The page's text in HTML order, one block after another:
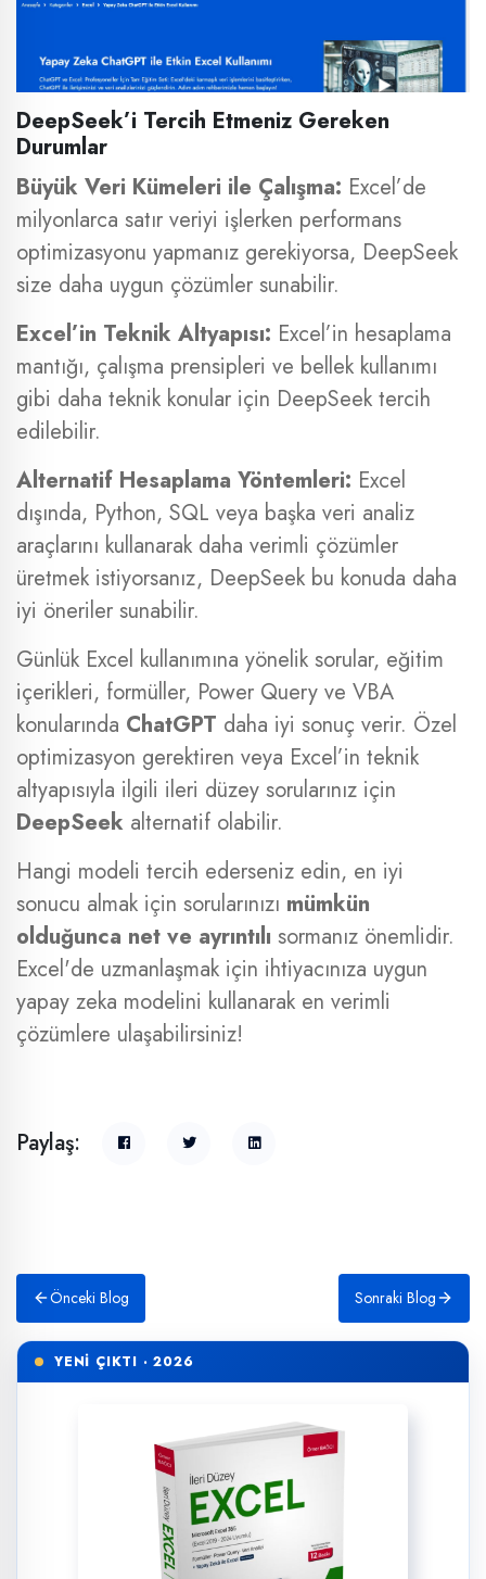
DeepSeek’i Tercih Etmeniz Gereken
Durumlar
Büyük Veri Kümeleri ile Çalışma: Excel’de
milyonlarca satır veriyi işlerken performans
optimizasyonu yapmanız gerekiyorsa, DeepSeek
size daha uygun çözümler sunabilir.
Excel’in Teknik Altyapısı: Excel’in hesaplama
mantığı, çalışma prensipleri ve bellek kullanımı
gibi daha teknik konular için DeepSeek tercih
edilebilir.
Alternatif Hesaplama Yöntemleri: Excel
dışında, Python, SQL veya başka veri analiz
araçlarını kullanarak daha verimli çözümler
üretmek istiyorsanız, DeepSeek bu konuda daha
iyi öneriler sunabilir.
Günlük Excel kullanımına yönelik sorular, eğitim
içerikleri, formüller, Power Query ve VBA
konularında ChatGPT daha iyi sonuç verir. Özel
optimizasyon gerektiren veya Excel’in teknik
altyapısıyla ilgili ileri düzey sorularınız için
DeepSeek alternatif olabilir.
Hangi modeli tercih ederseniz edin, en iyi
sonucu almak için sorularınızı mümkün
olduğunca net ve ayrıntılı sormanız önemlidir.
Excel'de uzmanlaşmak için ihtiyacınıza uygun
yapay zeka modelini kullanarak en verimli
çözümlere ulaşabilirsiniz!
Paylaş:
Önceki Blog Sonraki Blog
YENİ ÇIKTI · 2026